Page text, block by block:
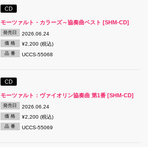
CD
モーツァルト・カラーズ～協奏曲ベスト [SHM-CD]
発売日 2026.06.24
価 格 ¥2,200 (税込)
品 番 UCCS-55068
CD
モーツァルト：ヴァイオリン協奏曲 第1番 [SHM-CD]
発売日 2026.06.24
価 格 ¥2,200 (税込)
品 番 UCCS-55069